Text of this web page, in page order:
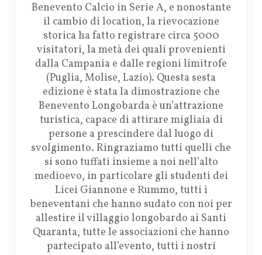
Benevento Calcio in Serie A, e nonostante
il cambio di location, la rievocazione
storica ha fatto registrare circa 5000
visitatori, la metà dei quali provenienti
dalla Campania e dalle regioni limitrofe
(Puglia, Molise, Lazio). Questa sesta
edizione è stata la dimostrazione che
Benevento Longobarda è un’attrazione
turistica, capace di attirare migliaia di
persone a prescindere dal luogo di
svolgimento. Ringraziamo tutti quelli che
si sono tuffati insieme a noi nell’alto
medioevo, in particolare gli studenti dei
Licei Giannone e Rummo, tutti i
beneventani che hanno sudato con noi per
allestire il villaggio longobardo ai Santi
Quaranta, tutte le associazioni che hanno
partecipato all’evento, tutti i nostri